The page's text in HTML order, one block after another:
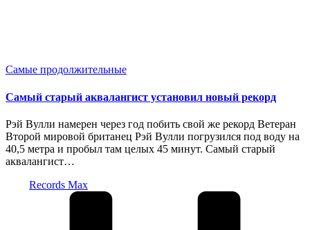
Опубликовано
Самые продолжительные
Самый старый аквалангист установил новый рекорд
Рэй Вулли намерен через год побить свой же рекорд Ветеран
Второй мировой британец Рэй Вулли погрузился под воду на
40,5 метра и пробыл там целых 45 минут. Самый старый
аквалангист…
Records Max